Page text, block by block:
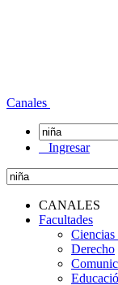
Canales
Ingresar
CANALES
Facultades
Ciencias
Derecho